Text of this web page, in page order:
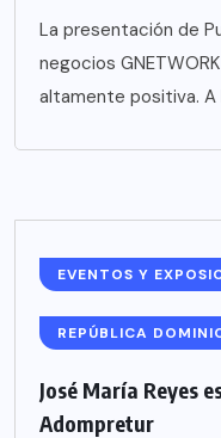
La presentación de
negocios
altamente positiva. A
EVENTOS Y
REPÚBLICA
José María Reyes
Adompretur